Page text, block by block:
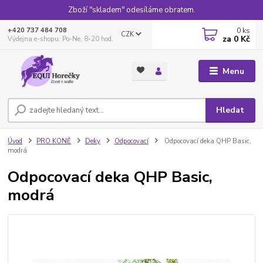
Zboží "skladem" odesíláme obratem.
Menu
CZK
Hledat
+420 737 484 708
Výdejna e-shopu: Po-Ne, 8-20 hod.
0 ks
za 0 Kč
Úvod PRO KONĚ Deky Odpocovací
Odpocovací deka QHP Basic,
modrá
Odpocovací deka QHP Basic,
modrá